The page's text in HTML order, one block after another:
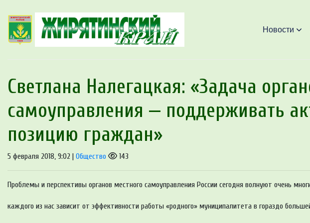
Новости
Светлана Налегацкая: «Задача
самоуправления — поддерживать
позицию граждан»
5 февраля 2018, 9:02 | Общество 143
Проблемы и перспективы органов местного самоуправления России сегодня волнуют очень
каждого из нас зависит от эффективности работы «родного» муниципалитета в гораздо